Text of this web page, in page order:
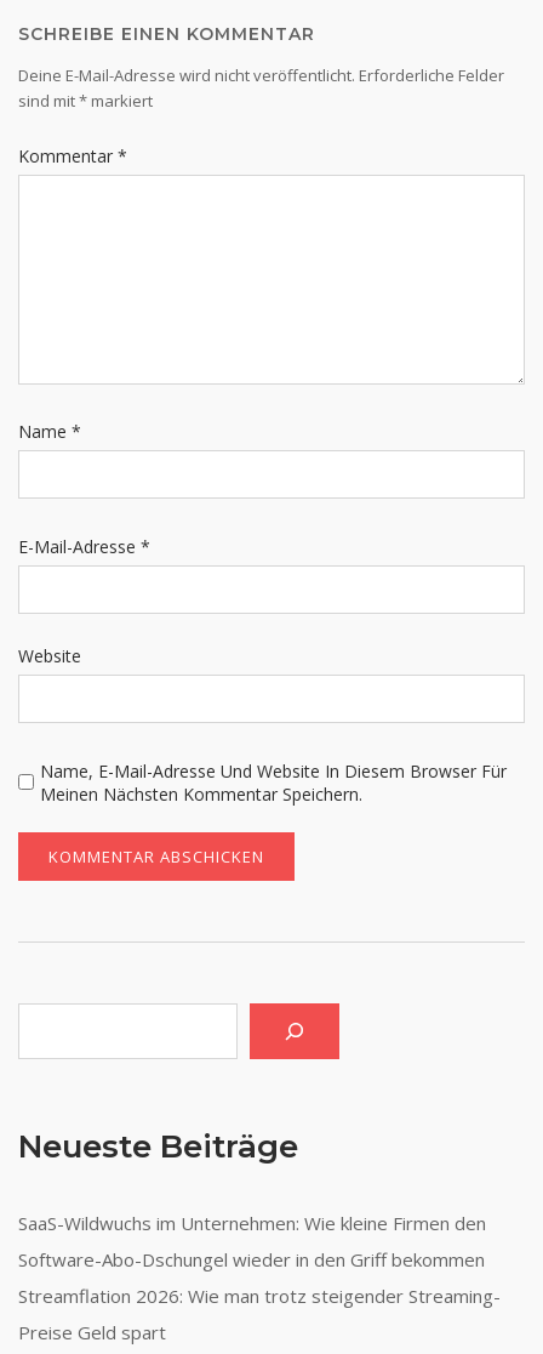
SCHREIBE EINEN KOMMENTAR
Deine E-Mail-Adresse wird nicht veröffentlicht. Erforderliche Felder
sind mit* markiert
Kommentar *
Name *
E-Mail-Adresse *
Website
Name, E-Mail-Adresse Und Website In Diesem Browser Für
Meinen Nächsten Kommentar Speichern.
Neueste Beiträge
SaaS-Wildwuchs im Unternehmen: Wie kleine Firmen den
Software-Abo-Dschungel wieder in den Griff bekommen
Streamflation 2026: Wie man trotz steigender Streaming-
Preise Geld spart